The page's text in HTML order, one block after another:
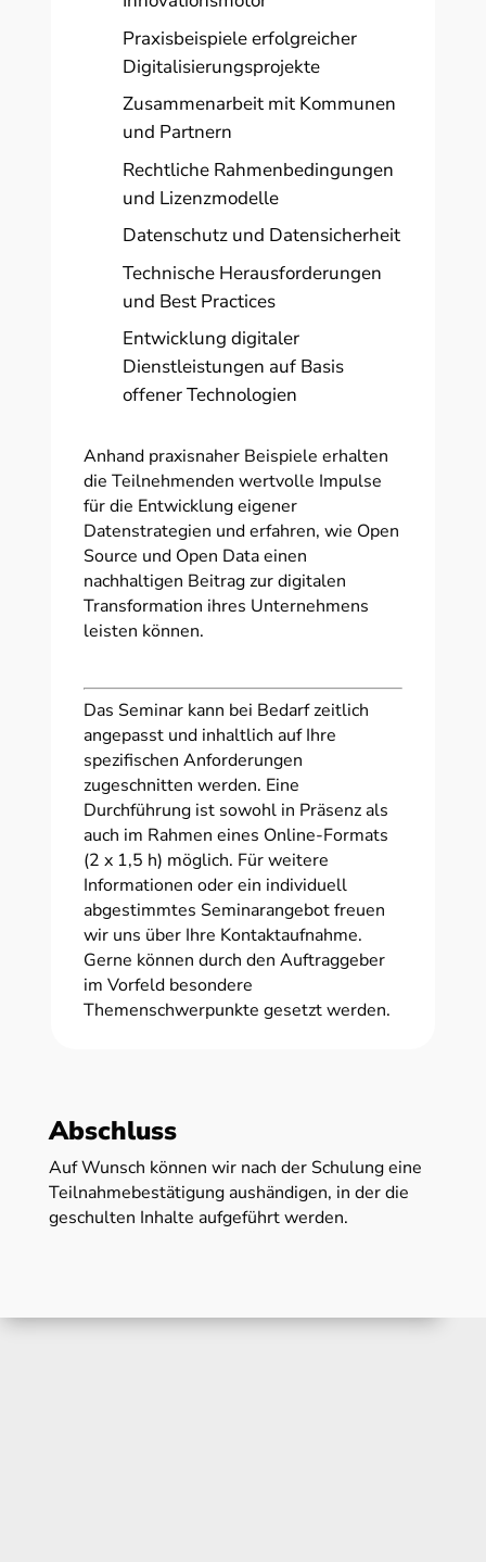
Praxisbeispiele erfolgreicher
Digitalisierungsprojekte
Zusammenarbeit mit Kommunen
und Partnern
Rechtliche Rahmenbedingungen
und Lizenzmodelle
Datenschutz und Datensicherheit
Technische Herausforderungen
und Best Practices
Entwicklung digitaler
Dienstleistungen auf Basis
offener Technologien
Anhand praxisnaher Beispiele erhalten
die Teilnehmenden wertvolle Impulse
für die Entwicklung eigener
Datenstrategien und erfahren, wie Open
Source und Open Data einen
nachhaltigen Beitrag zur digitalen
Transformation ihres Unternehmens
leisten können.
Das Seminar kann bei Bedarf zeitlich
angepasst und inhaltlich auf Ihre
spezifischen Anforderungen
zugeschnitten werden. Eine
Durchführung ist sowohl in Präsenz als
auch im Rahmen eines Online-Formats
(2 x 1,5 h) möglich. Für weitere
Informationen oder ein individuell
abgestimmtes Seminarangebot freuen
wir uns über Ihre Kontaktaufnahme.
Gerne können durch den Auftraggeber
im Vorfeld besondere
Themenschwerpunkte gesetzt werden.
Abschluss
Auf Wunsch können wir nach der Schulung eine
Teilnahmebestätigung aushändigen, in der die
geschulten Inhalte aufgeführt werden.